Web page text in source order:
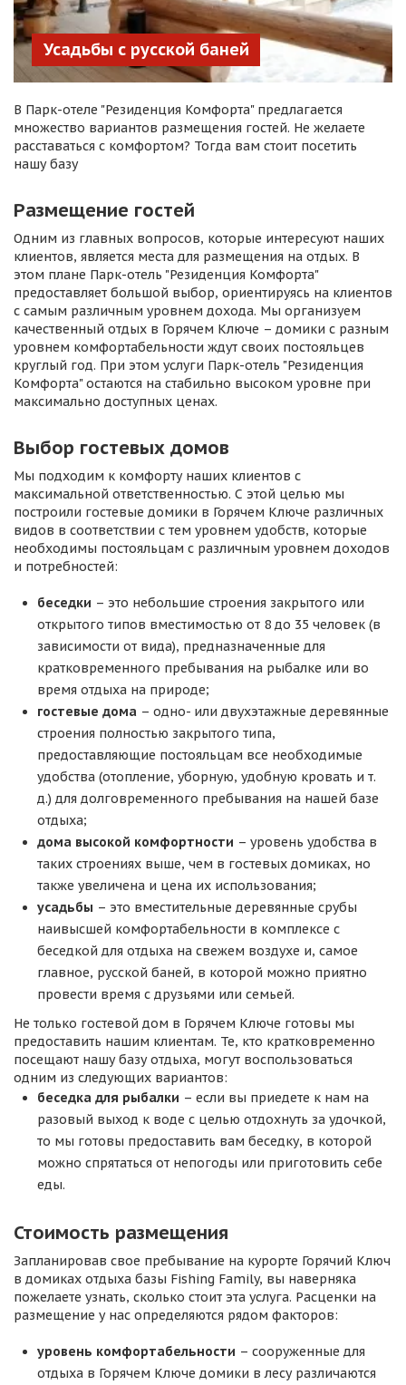
Усадьбы с русской баней
В Парк-отеле "Резиденция Комфорта" предлагается
множество вариантов размещения гостей. Не желаете
расставаться с комфортом? Тогда вам стоит посетить
нашу базу
Размещение гостей
Одним из главных вопросов, которые интересуют наших
клиентов, является места для размещения на отдых. В
этом плане Парк-отель "Резиденция Комфорта"
предоставляет большой выбор, ориентируясь на клиентов
с самым различным уровнем дохода. Мы организуем
качественный отдых в Горячем Ключе – домики с разным
уровнем комфортабельности ждут своих постояльцев
круглый год. При этом услуги Парк-отель "Резиденция
Комфорта" остаются на стабильно высоком уровне при
максимально доступных ценах.
Выбор гостевых домов
Мы подходим к комфорту наших клиентов с
максимальной ответственностью. С этой целью мы
построили гостевые домики в Горячем Ключе различных
видов в соответствии с тем уровнем удобств, которые
необходимы постояльцам с различным уровнем доходов
и потребностей:
беседки – это небольшие строения закрытого или
открытого типов вместимостью от 8 до 35 человек (в
зависимости от вида), предназначенные для
кратковременного пребывания на рыбалке или во
время отдыха на природе;
гостевые дома – одно- или двухэтажные деревянные
строения полностью закрытого типа,
предоставляющие постояльцам все необходимые
удобства (отопление, уборную, удобную кровать и т.
д.) для долговременного пребывания на нашей базе
отдыха;
дома высокой комфортности – уровень удобства в
таких строениях выше, чем в гостевых домиках, но
также увеличена и цена их использования;
усадьбы – это вместительные деревянные срубы
наивысшей комфортабельности в комплексе с
беседкой для отдыха на свежем воздухе и, самое
главное, русской баней, в которой можно приятно
провести время с друзьями или семьей.
Не только гостевой дом в Горячем Ключе готовы мы
предоставить нашим клиентам. Те, кто кратковременно
посещают нашу базу отдыха, могут воспользоваться
одним из следующих вариантов:
беседка для рыбалки – если вы приедете к нам на
разовый выход к воде с целью отдохнуть за удочкой,
то мы готовы предоставить вам беседку, в которой
можно спрятаться от непогоды или приготовить себе
еды.
Стоимость размещения
Запланировав свое пребывание на курорте Горячий Ключ
в домиках отдыха базы Fishing Family, вы наверняка
пожелаете узнать, сколько стоит эта услуга. Расценки на
размещение у нас определяются рядом факторов:
уровень комфортабельности – сооруженные для
отдыха в Горячем Ключе домики в лесу различаются